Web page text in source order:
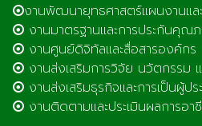
งานพัฒนายุทธศาสตร์แผนงานแล
งานมาตรฐานและการประกันคุณ
งานศูนย์ดิจิทัลและสื่อสารองค์กร
งานส่งเสริมการวิจัย นวัตกรรม
งานส่งเสริมธุรกิจและการเป็นผู้ป
งานติดตามและประเมินผลการอา